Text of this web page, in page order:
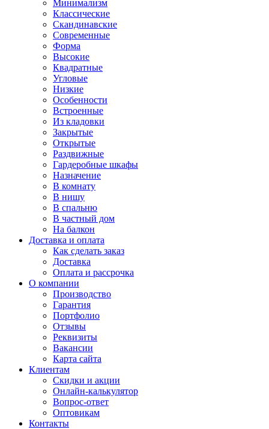
Минимализм
Классические
Скандинавские
Современные
Форма
Высокие
Квадратные
Угловые
Низкие
Особенности
Встроенные
Из кладовки
Закрытые
Открытые
Раздвижные
Гардеробные шкафы
Назначение
В комнату
В нишу
В спальню
В частный дом
На балкон
Доставка и оплата
Как сделать заказ
Доставка
Оплата и рассрочка
О компании
Производство
Гарантия
Портфолио
Отзывы
Реквизиты
Вакансии
Карта сайта
Клиентам
Скидки и акции
Онлайн-калькулятор
Вопрос-ответ
Оптовикам
Контакты